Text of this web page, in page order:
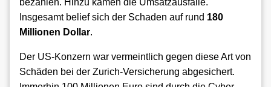
bezahlen. Hinzu kamen die Umsatzausfälle.
Insgesamt belief sich der Schaden auf rund 180
Millionen Dollar.
Der US-Konzern war vermeintlich gegen diese Art von
Schäden bei der Zurich-Versicherung abgesichert.